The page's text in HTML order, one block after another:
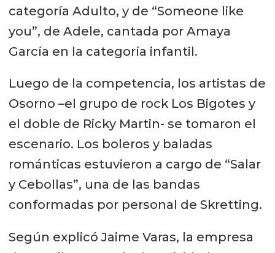
categoría Adulto, y de “Someone like
you”, de Adele, cantada por Amaya
García en la categoría infantil.
Luego de la competencia, los artistas de
Osorno –el grupo de rock Los Bigotes y
el doble de Ricky Martin- se tomaron el
escenario. Los boleros y baladas
románticas estuvieron a cargo de “Salar
y Cebollas”, una de las bandas
conformadas por personal de Skretting.
Según explicó Jaime Varas, la empresa